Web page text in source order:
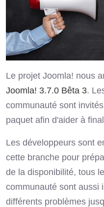
Le projet Joomla! nous
Joomla! 3.7.0 Bêta 3.
communauté sont
paquet afin d'aider à
Les développeurs sont
cette branche pour
de la disponibilité, tous
communauté sont aussi
différents problèmes